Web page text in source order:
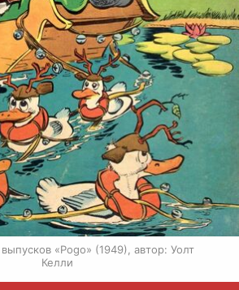
«Pogo» (1949), автор: Уолт
Келли